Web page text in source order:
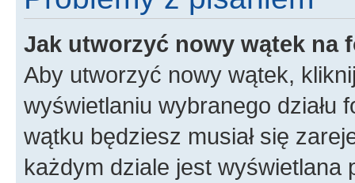
Jak utworzyć nowy wątek na
Aby utworzyć nowy wątek,
wyświetlaniu wybranego działu
wątku będziesz musiał się
każdym dziale jest wyświetlana